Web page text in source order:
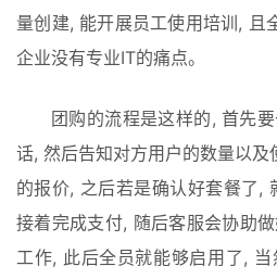
量创建, 能开展员工使用培训, 且
企业没有专业IT的痛点。
团购的流程是这样的, 首先
话, 然后告知对方用户的数量以
的报价, 之后若是确认好套餐了,
接着完成支付, 随后客服会协助
工作, 此后全员就能够启用了,